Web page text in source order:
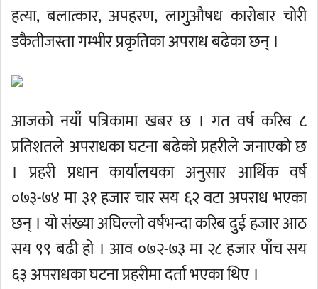
हत्या, बलात्कार, अपहरण, लागुऔषध कारोबार चोरी
डकैतीजस्ता गम्भीर प्रकृतिका अपराध बढेका छन् ।
आजको नयाँ पत्रिकामा खबर छ । गत वर्ष करिब ८
प्रतिशतले अपराधका घटना बढेको प्रहरीले जनाएको छ
। प्रहरी प्रधान कार्यालयका अनुसार आर्थिक वर्ष
०७३-७४ मा ३१ हजार चार सय ६२ वटा अपराध भएका
छन् । यो संख्या अघिल्लो वर्षभन्दा करिब दुई हजार आठ
सय ९९ बढी हो । आव ०७२-७३ मा २८ हजार पाँच सय
६३ अपराधका घटना प्रहरीमा दर्ता भएका थिए ।